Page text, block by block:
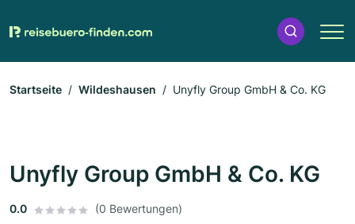
Startseite Wildeshausen Unyfly Group GmbH & Co. KG
Unyfly Group GmbH & Co. KG
0.0 (0 Bewertungen)